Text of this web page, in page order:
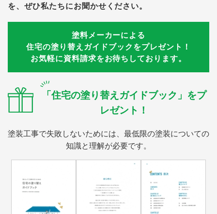
を、ぜひ私たちにお聞かせください。
塗料メーカーによる
住宅の塗り替えガイドブックをプレゼント！
お気軽に資料請求をお待ちしております。
「住宅の塗り替えガイドブック」をプ
レゼント！
塗装工事で失敗しないためには、最低限の塗装についての
知識と理解が必要です。